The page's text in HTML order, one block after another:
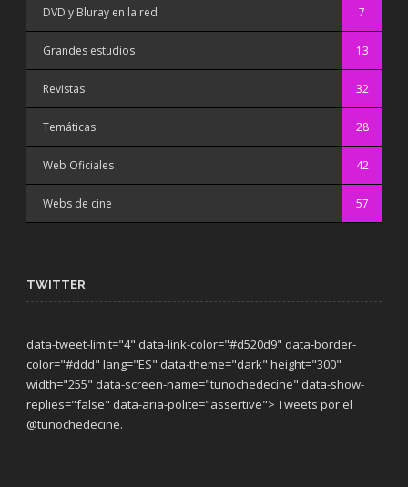
DVD y Bluray en la red 7
Grandes estudios 13
Revistas 32
Temáticas 28
Web Oficiales 42
Webs de cine 57
TWITTER
data-tweet-limit="4" data-link-color="#d520d9" data-border-
color="#ddd" lang="ES" data-theme="dark" height="300"
width="255" data-screen-name="tunochedecine" data-show-
replies="false" data-aria-polite="assertive"> Tweets por el
@tunochedecine.